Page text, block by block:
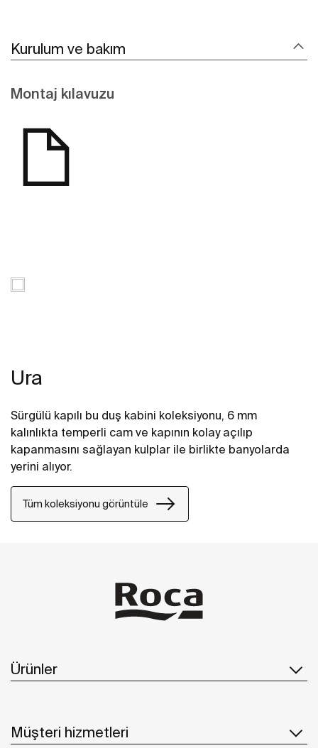
Kurulum ve bakım
Montaj kılavuzu
Ura
Sürgülü kapılı bu duş kabini koleksiyonu, 6 mm
kalınlıkta temperli cam ve kapının kolay açılıp
kapanmasını sağlayan kulplar ile birlikte banyolarda
yerini alıyor.
Tüm koleksiyonu görüntüle
Ürünler
Müşteri hizmetleri